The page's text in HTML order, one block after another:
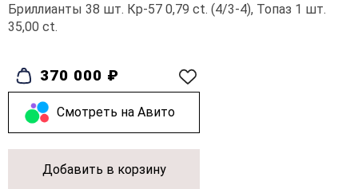
Бриллианты 38 шт. Кр-57 0,79 ct. (4/3-4), Топаз 1 шт.
35,00 ct.
370 000 ₽
Cмотреть на Авито
Добавить в корзину